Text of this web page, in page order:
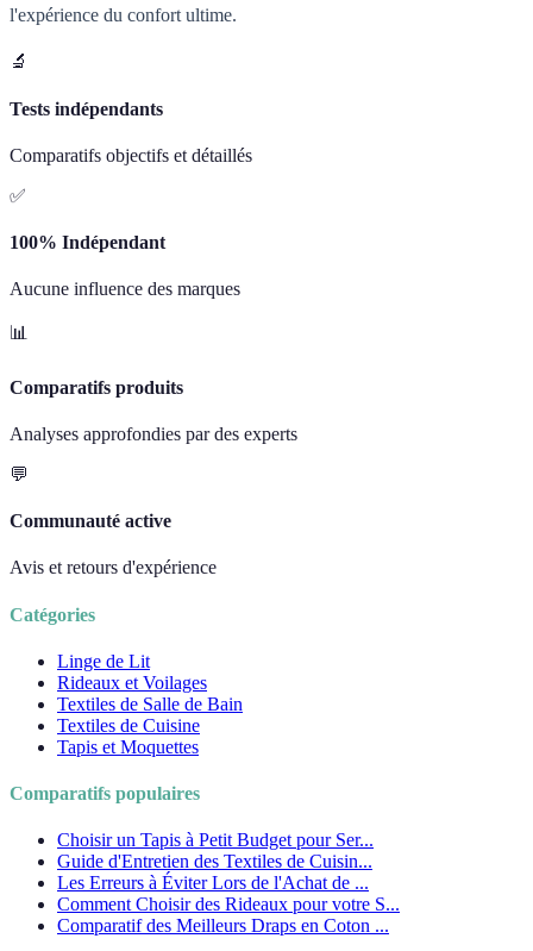
l'expérience du confort ultime.
🔬
Tests indépendants
Comparatifs objectifs et détaillés
✅
100% Indépendant
Aucune influence des marques
📊
Comparatifs produits
Analyses approfondies par des experts
💬
Communauté active
Avis et retours d'expérience
Catégories
Linge de Lit
Rideaux et Voilages
Textiles de Salle de Bain
Textiles de Cuisine
Tapis et Moquettes
Comparatifs populaires
Choisir un Tapis à Petit Budget pour Ser...
Guide d'Entretien des Textiles de Cuisin...
Les Erreurs à Éviter Lors de l'Achat de ...
Comment Choisir des Rideaux pour votre S...
Comparatif des Meilleurs Draps en Coton ...